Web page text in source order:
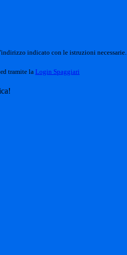
indicato con le istruzioni necessarie.
tramite la Login Spaggiari